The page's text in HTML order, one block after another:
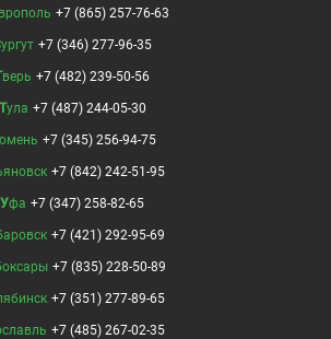
+7 (865) 257-76-63
Сургут +7 (346) 277-96-35
Тверь +7 (482) 239-50-56
Тула +7 (487) 244-05-30
+7 (345) 256-94-75
+7 (842) 242-51-95
Уфа +7 (347) 258-82-65
+7 (421) 292-95-69
+7 (835) 228-50-89
+7 (351) 277-89-65
+7 (485) 267-02-35